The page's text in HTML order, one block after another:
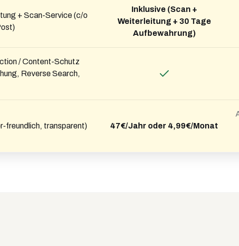
+ Scan-Service (c/o
Inklusive (Scan +
Weiterleitung + 30 Tage
Aufbewahrung)
/ Content-Schutz
Reverse Search,
freundlich, transparent) 47€/Jahr oder 4,99€/Monat